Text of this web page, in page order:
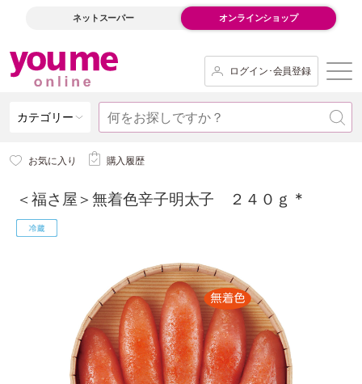
ネットスーパー オンラインショップ
ログイン･会員登録
カテゴリー
お気に入り 購入履歴
＜福さ屋＞無着色辛子明太子 ２４０ｇ *